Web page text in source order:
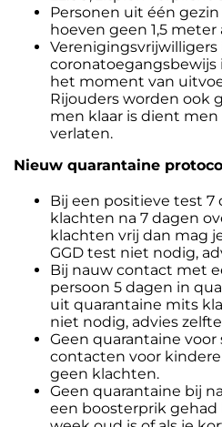
Personen uit één gezin
hoeven geen 1,5
het moment van
Rijouders worden ook
men klaar is dient
verlaten.
Nieuw quarantaine
Bij een positieve test 7
klachten na 7 dagen
klachten vrij dan mag
GGD test niet nodig,
Bij nauw contact met
persoon 5 dagen in
uit quarantaine mits
niet nodig, advies
Geen quarantaine
contacten voor
geen klachten.
Geen quarantaine bij
een boosterprik